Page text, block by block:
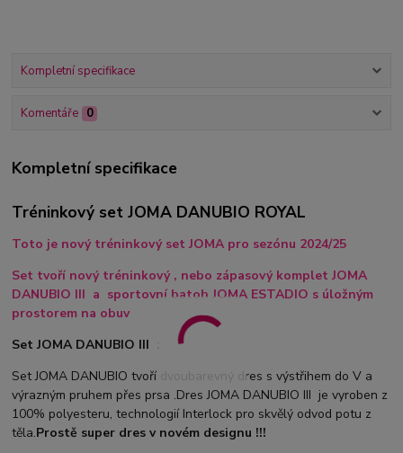
Kompletní specifikace
Komentáře 0
Kompletní specifikace
Tréninkový set JOMA DANUBIO ROYAL
Toto je nový tréninkový set JOMA pro sezónu 2024/25
Set tvoří nový tréninkový , nebo zápasový komplet JOMA
DANUBIO III a sportovní batoh JOMA ESTADIO s úložným
prostorem na obuv
Set JOMA DANUBIO III :
Set JOMA DANUBIO tvoří dvoubarevný dres s výstřihem do V a
výrazným pruhem přes prsa .Dres JOMA DANUBIO III je vyroben z
100% polyesteru, technologií Interlock pro skvělý odvod potu z
těla.Prostě super dres v novém designu !!!